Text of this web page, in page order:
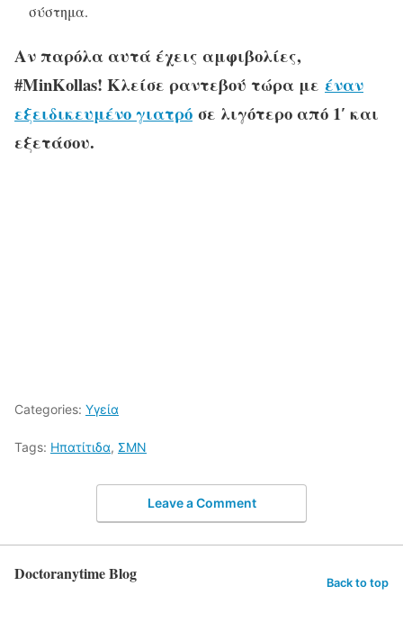
σύστημα.
Αν παρόλα αυτά έχεις αμφιβολίες,
#MinKollas! Κλείσε ραντεβού τώρα με έναν
εξειδικευμένο γιατρό σε λιγότερο από 1′ και
εξετάσου.
Categories: Υγεία
Tags: Ηπατίτιδα, ΣΜΝ
Leave a Comment
Doctoranytime Blog Back to top